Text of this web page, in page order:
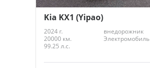
Kia KX1 (Yipao)
2024 г.
внедорожник
20000 км.
Электромобиль
99.25 л.с.